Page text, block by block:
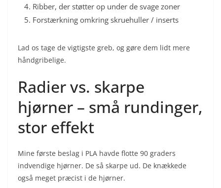
Ribber, der støtter op under de svage zoner
Forstærkning omkring skruehuller / inserts
Lad os tage de vigtigste greb, og gøre dem lidt mere
håndgribelige.
Radier vs. skarpe
hjørner – små rundinger,
stor effekt
Mine første beslag i PLA havde flotte 90 graders
indvendige hjørner. De så skarpe ud. De knækkede
også meget præcist i de hjørner.